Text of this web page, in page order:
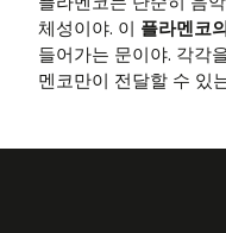
체성이야. 이 플라멘코
들어가는 문이야. 각각
멘코만이 전달할 수 있